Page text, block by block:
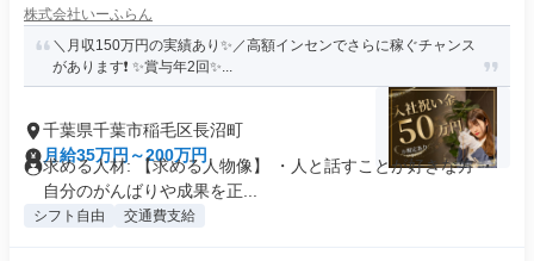
株式会社いーふらん
＼月収150万円の実績あり✨／高額インセンでさらに稼ぐチャンス
があります❗ ✨賞与年2回✨...
千葉県千葉市稲毛区長沼町
月給35万円～200万円
求める人材: 【求める人物像】 ・人と話すことが好きな方 ・
自分のがんばりや成果を正...
シフト自由 交通費支給